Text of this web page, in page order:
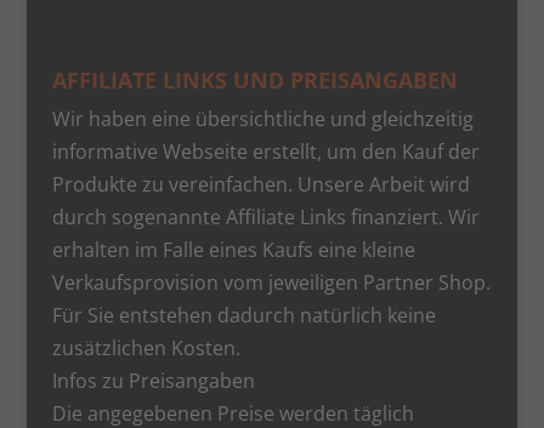
AFFILIATE LINKS UND PREISANGABEN
Wir haben eine übersichtliche und gleichzeitig
informative Webseite erstellt, um den Kauf der
Produkte zu vereinfachen. Unsere Arbeit wird
durch sogenannte Affiliate Links finanziert. Wir
erhalten im Falle eines Kaufs eine kleine
Verkaufsprovision vom jeweiligen Partner Shop.
Für Sie entstehen dadurch natürlich keine
zusätzlichen Kosten.
Infos zu Preisangaben
Die angegebenen Preise werden täglich